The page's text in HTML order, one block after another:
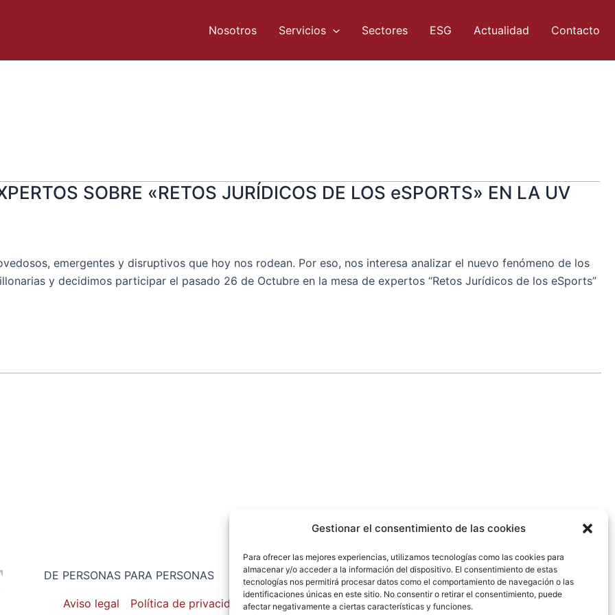
Gestionar el consentimiento de las cookies
Para ofrecer las mejores experiencias, utilizamos tecnologías como las cookies para
almacenar y/o acceder a la información del dispositivo. El consentimiento de estas
tecnologías nos permitirá procesar datos como el comportamiento de navegación o las
identificaciones únicas en este sitio. No consentir o retirar el consentimiento, puede
afectar negativamente a ciertas características y funciones.
Nosotros Servicios Sectores ESG Actualidad Contacto
SOBRE «RETOS JURÍDICOS DE LOS eSPORTS» EN LA UV
emergentes y disruptivos que hoy nos rodean. Por eso, nos interesa analizar el nuevo fenómeno de los
y decidimos participar el pasado 26 de Octubre en la mesa de expertos “Retos Jurídicos de los eSports”
DE PERSONAS PARA PERSONAS
Aviso legal
Política de privacidad
L
i